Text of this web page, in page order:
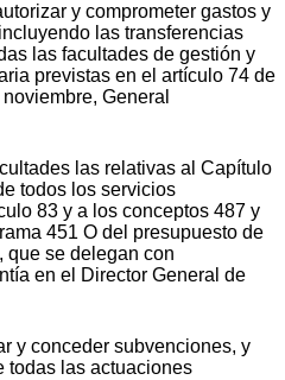
y comprometer gastos y
las transferencias
las facultades de gestión y
previstas en el artículo 74 de
General
las relativas al Capítulo
todos los servicios
83 y a los conceptos 487 y
451 O del presupuesto de
que se delegan con
en el Director General de
y conceder subvenciones, y
todas las actuaciones